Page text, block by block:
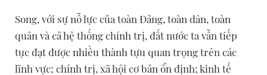
Song, với sự nỗ lực của toàn Đảng, toàn dân, toàn
quân và cả hệ thống chính trị, đất nước ta vẫn tiếp
tục đạt được nhiều thành tựu quan trọng trên các
lĩnh vực; chính trị, xã hội cơ bản ổn định; kinh tế